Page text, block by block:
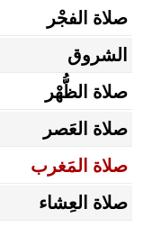
صلاة الفجْر
الشروق
صلاة الظُّهْر
صلاة العَصر
صلاة المَغرب
صلاة العِشاء